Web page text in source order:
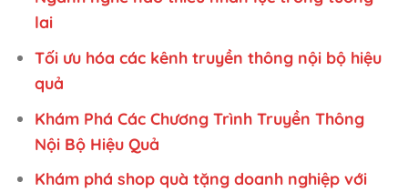
lai
Tối ưu hóa các kênh truyền thông nội bộ hiệu
quả
Khám Phá Các Chương Trình Truyền Thông
Nội Bộ Hiệu Quả
Khám phá shop quà tặng doanh nghiệp với